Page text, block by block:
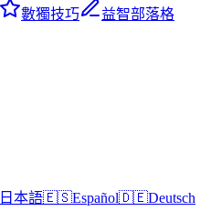
數獨技巧
益智部落格
日本語🇪🇸Español🇩🇪Deutsch